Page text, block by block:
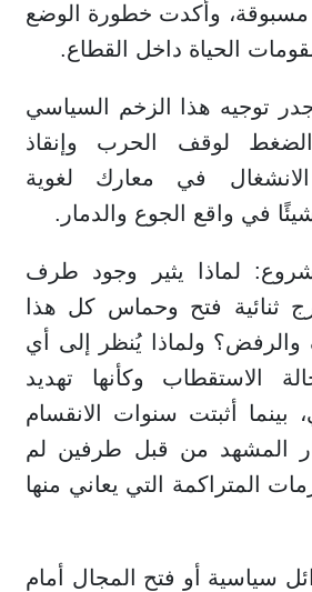
مسبوقة، وأكدت خطورة الوضع
مقومات الحياة داخل القطاع.
توجيه هذا الزخم السياسي
الضغط لوقف الحرب وإنقاذ
الانشغال في معارك لغوية
في واقع الجوع والدمار.
لماذا يثير وجود طرف
ثنائية فتح وحماس كل هذا
والرفض؟ ولماذا يُنظر إلى أي
الاستقطاب وكأنها تهديد
بينما أثبتت سنوات الانقسام
المشهد من قبل طرفين لم
المتراكمة التي يعاني منها
سياسية أو فتح المجال أمام